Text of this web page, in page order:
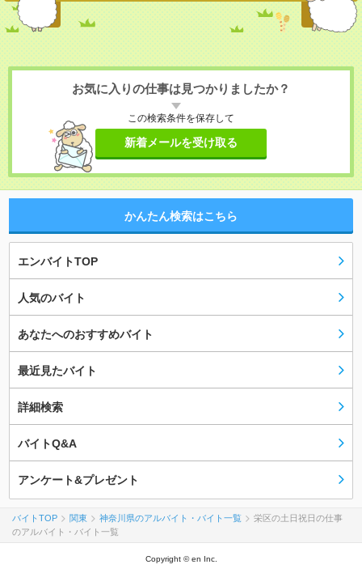
お気に入りの仕事は見つかりましたか？
この検索条件を保存して
新着メールを受け取る
かんたん検索はこちら
エンバイトTOP
人気のバイト
あなたへのおすすめバイト
最近見たバイト
詳細検索
バイトQ&A
アンケート&プレゼント
バイトTOP 関東 神奈川県のアルバイト・バイト一覧
栄区の土日祝日の仕事
のアルバイト・バイト一覧
Copyright © en Inc.